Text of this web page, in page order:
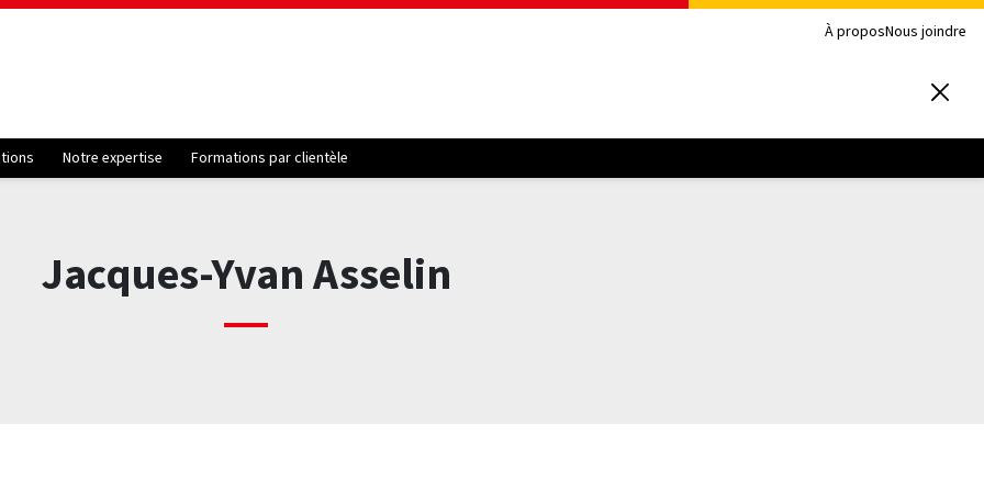
À proposNous joindre
Notre expertise Formations par clientèle
Jacques-Yvan Asselin